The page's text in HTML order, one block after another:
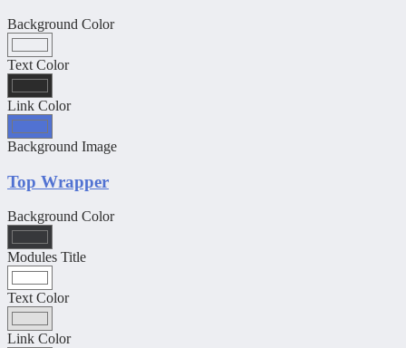
Background Color
Text Color
Link Color
Background Image
Top Wrapper
Background Color
Modules Title
Text Color
Link Color